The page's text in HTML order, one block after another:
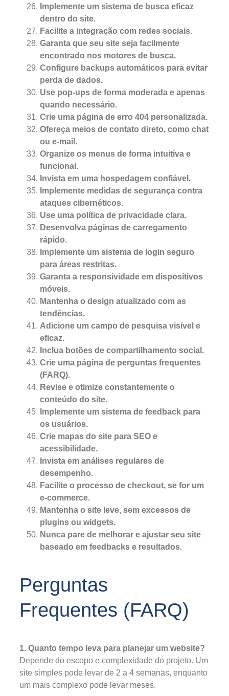
Implemente um sistema de busca eficaz
dentro do site.
Facilite a integração com redes sociais.
Garanta que seu site seja facilmente
encontrado nos motores de busca.
Configure backups automáticos para evitar
perda de dados.
Use pop-ups de forma moderada e apenas
quando necessário.
Crie uma página de erro 404 personalizada.
Ofereça meios de contato direto, como chat
ou e-mail.
Organize os menus de forma intuitiva e
funcional.
Invista em uma hospedagem confiável.
Implemente medidas de segurança contra
ataques cibernéticos.
Use uma política de privacidade clara.
Desenvolva páginas de carregamento
rápido.
Implemente um sistema de login seguro
para áreas restritas.
Garanta a responsividade em dispositivos
móveis.
Mantenha o design atualizado com as
tendências.
Adicione um campo de pesquisa visível e
eficaz.
Inclua botões de compartilhamento social.
Crie uma página de perguntas frequentes
(FARQ).
Revise e otimize constantemente o
conteúdo do site.
Implemente um sistema de feedback para
os usuários.
Crie mapas do site para SEO e
acessibilidade.
Invista em análises regulares de
desempenho.
Facilite o processo de checkout, se for um
e-commerce.
Mantenha o site leve, sem excessos de
plugins ou widgets.
Nunca pare de melhorar e ajustar seu site
baseado em feedbacks e resultados.
Perguntas
Frequentes (FARQ)
1. Quanto tempo leva para planejar um website?
Depende do escopo e complexidade do projeto. Um
site simples pode levar de 2 a 4 semanas, enquanto
um mais complexo pode levar meses.